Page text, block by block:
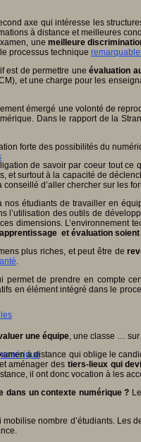
axe qui intéresse les
à distance et meilleures
unemeilleure
processus technique
est de permettre uneévaluation
et une charge pour les
émergé une volonté de
Dans le rapport de la
forte des possibilités du
de savoir par coeur tout
et surtout à la capacité de
d’aller chercher sur les
étudiants de travailler en
l’utilisation des outils de
dimensions. L’environnement
et évaluation soient
plus riches, et peut être de
.
de prendre en compte
en élément intégré dans le
une équipe, une classe … sur
à distance qui oblige le
aménager des tiers-lieux qui
il ont donc vocation à les
dans un contexte numérique ?
mobilise nombre d’étudiants. Les